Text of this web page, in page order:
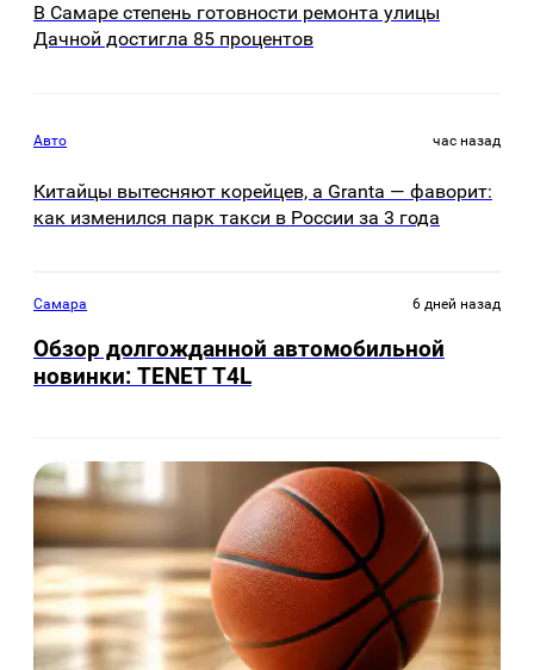
В Самаре степень готовности ремонта улицы
Дачной достигла 85 процентов
Авто час назад
Китайцы вытесняют корейцев, а Granta — фаворит:
как изменился парк такси в России за 3 года
Самара 6 дней назад
Обзор долгожданной автомобильной
новинки: TENET Т4L